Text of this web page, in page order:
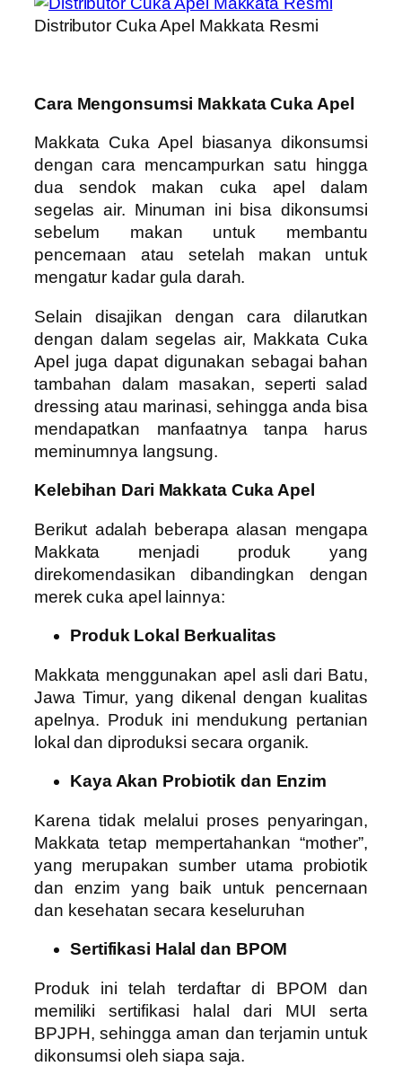
Distributor Cuka Apel Makkata Resmi
Cara Mengonsumsi Makkata Cuka Apel
Makkata Cuka Apel biasanya dikonsumsi
dengan cara mencampurkan satu hingga
dua sendok makan cuka apel dalam
segelas air. Minuman ini bisa dikonsumsi
sebelum makan untuk membantu
pencernaan atau setelah makan untuk
mengatur kadar gula darah.
Selain disajikan dengan cara dilarutkan
dengan dalam segelas air, Makkata Cuka
Apel juga dapat digunakan sebagai bahan
tambahan dalam masakan, seperti salad
dressing atau marinasi, sehingga anda bisa
mendapatkan manfaatnya tanpa harus
meminumnya langsung.
Kelebihan Dari Makkata Cuka Apel
Berikut adalah beberapa alasan mengapa
Makkata menjadi produk yang
direkomendasikan dibandingkan dengan
merek cuka apel lainnya:
Produk Lokal Berkualitas
Makkata menggunakan apel asli dari Batu,
Jawa Timur, yang dikenal dengan kualitas
apelnya. Produk ini mendukung pertanian
lokal dan diproduksi secara organik.
Kaya Akan Probiotik dan Enzim
Karena tidak melalui proses penyaringan,
Makkata tetap mempertahankan “mother”,
yang merupakan sumber utama probiotik
dan enzim yang baik untuk pencernaan
dan kesehatan secara keseluruhan
Sertifikasi Halal dan BPOM
Produk ini telah terdaftar di BPOM dan
memiliki sertifikasi halal dari MUI serta
BPJPH, sehingga aman dan terjamin untuk
dikonsumsi oleh siapa saja.